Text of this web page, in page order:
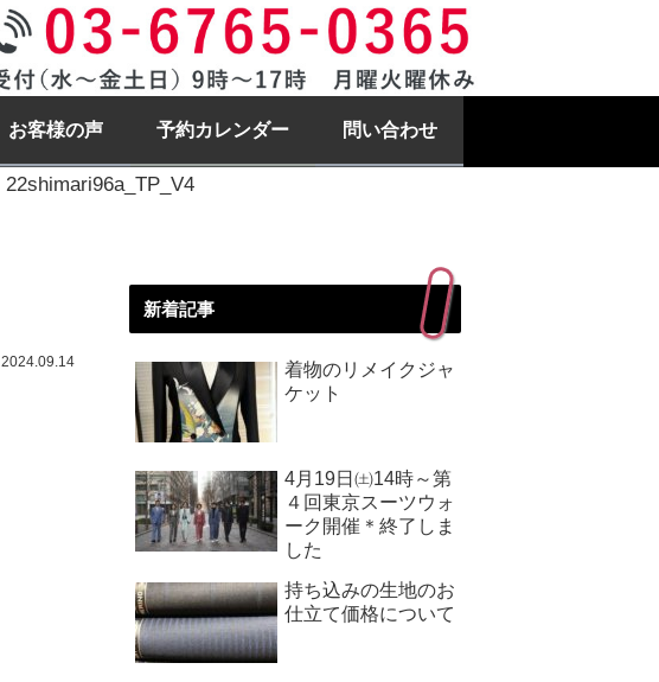
お客様の声 予約カレンダー 問い合わせ
22shimari96a_TP_V4
2024.09.14
新着記事
着物のリメイクジャ
ケット
4月19日㈯14時～第
４回東京スーツウォ
ーク開催＊終了しま
した
持ち込みの生地のお
仕立て価格について